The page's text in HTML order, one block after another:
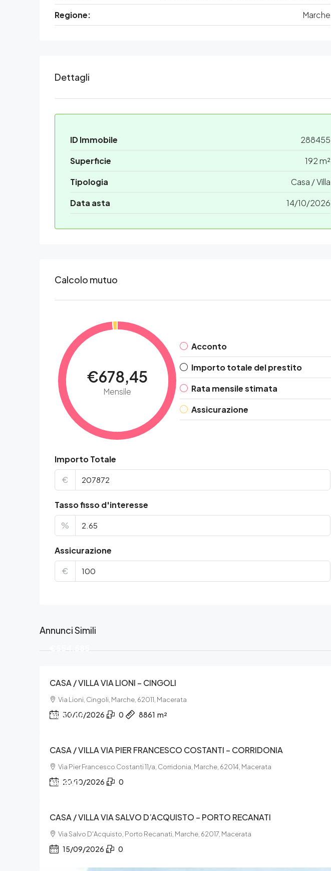
Regione:
Marche
Dettagli
ID Immobile 288455
Superficie
192 m²
Tipologia
Casa / Villa
Data asta
14/10/2026
Calcolo mutuo
€678,45
Mensile
Acconto
Importo totale del prestito
Rata mensile stimata
Assicurazione
Importo Totale
€
Tasso fisso d'interesse
%
Assicurazione
€
Annunci Simili
€554.585
CASA / VILLA VIA LIONI – CINGOLI
Via Lioni, Cingoli, Marche, 62011, Macerata
30/10/2026 0 8861 m²
€28.266
CASA / VILLA VIA PIER FRANCESCO COSTANTI – CORRIDONIA
Via Pier Francesco Costanti 11/a, Corridonia, Marche, 62014, Macerata
20/10/2026 0
€9.000
CASA / VILLA VIA SALVO D’ACQUISTO – PORTO RECANATI
Via Salvo D'Acquisto, Porto Recanati, Marche, 62017, Macerata
15/09/2026 0